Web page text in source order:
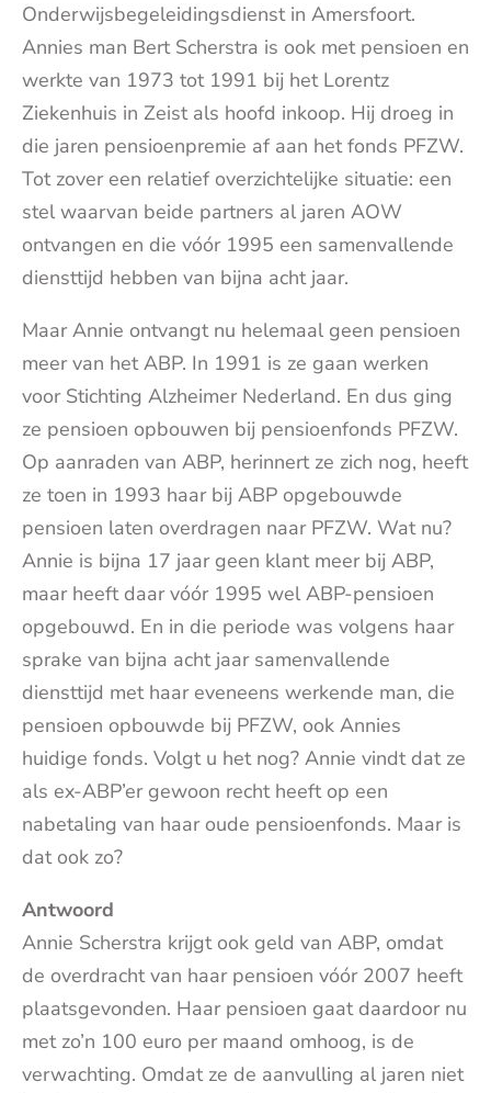
Onderwijsbegeleidingsdienst in Amersfoort.
Annies man Bert Scherstra is ook met pensioen en
werkte van 1973 tot 1991 bij het Lorentz
Ziekenhuis in Zeist als hoofd inkoop. Hij droeg in
die jaren pensioenpremie af aan het fonds PFZW.
Tot zover een relatief overzichtelijke situatie: een
stel waarvan beide partners al jaren AOW
ontvangen en die vóór 1995 een samenvallende
diensttijd hebben van bijna acht jaar.
Maar Annie ontvangt nu helemaal geen pensioen
meer van het ABP. In 1991 is ze gaan werken
voor Stichting Alzheimer Nederland. En dus ging
ze pensioen opbouwen bij pensioenfonds PFZW.
Op aanraden van ABP, herinnert ze zich nog, heeft
ze toen in 1993 haar bij ABP opgebouwde
pensioen laten overdragen naar PFZW. Wat nu?
Annie is bijna 17 jaar geen klant meer bij ABP,
maar heeft daar vóór 1995 wel ABP-pensioen
opgebouwd. En in die periode was volgens haar
sprake van bijna acht jaar samenvallende
diensttijd met haar eveneens werkende man, die
pensioen opbouwde bij PFZW, ook Annies
huidige fonds. Volgt u het nog? Annie vindt dat ze
als ex-ABP’er gewoon recht heeft op een
nabetaling van haar oude pensioenfonds. Maar is
dat ook zo?
Antwoord
Annie Scherstra krijgt ook geld van ABP, omdat
de overdracht van haar pensioen vóór 2007 heeft
plaatsgevonden. Haar pensioen gaat daardoor nu
met zo’n 100 euro per maand omhoog, is de
verwachting. Omdat ze de aanvulling al jaren niet